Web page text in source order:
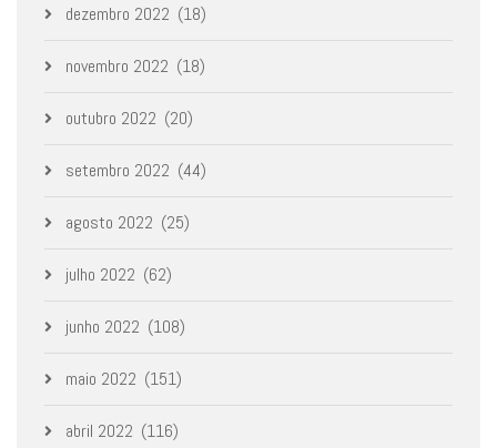
dezembro 2022 (18)
novembro 2022 (18)
outubro 2022 (20)
setembro 2022 (44)
agosto 2022 (25)
julho 2022 (62)
junho 2022 (108)
maio 2022 (151)
abril 2022 (116)